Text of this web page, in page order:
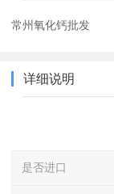
常州氧化钙批发
详细说明
是否进口